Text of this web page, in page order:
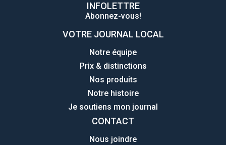
INFOLETTRE
Abonnez-vous!
VOTRE JOURNAL LOCAL
Notre équipe
Prix & distinctions
Nos produits
Notre histoire
Je soutiens mon journal
CONTACT
Nous joindre